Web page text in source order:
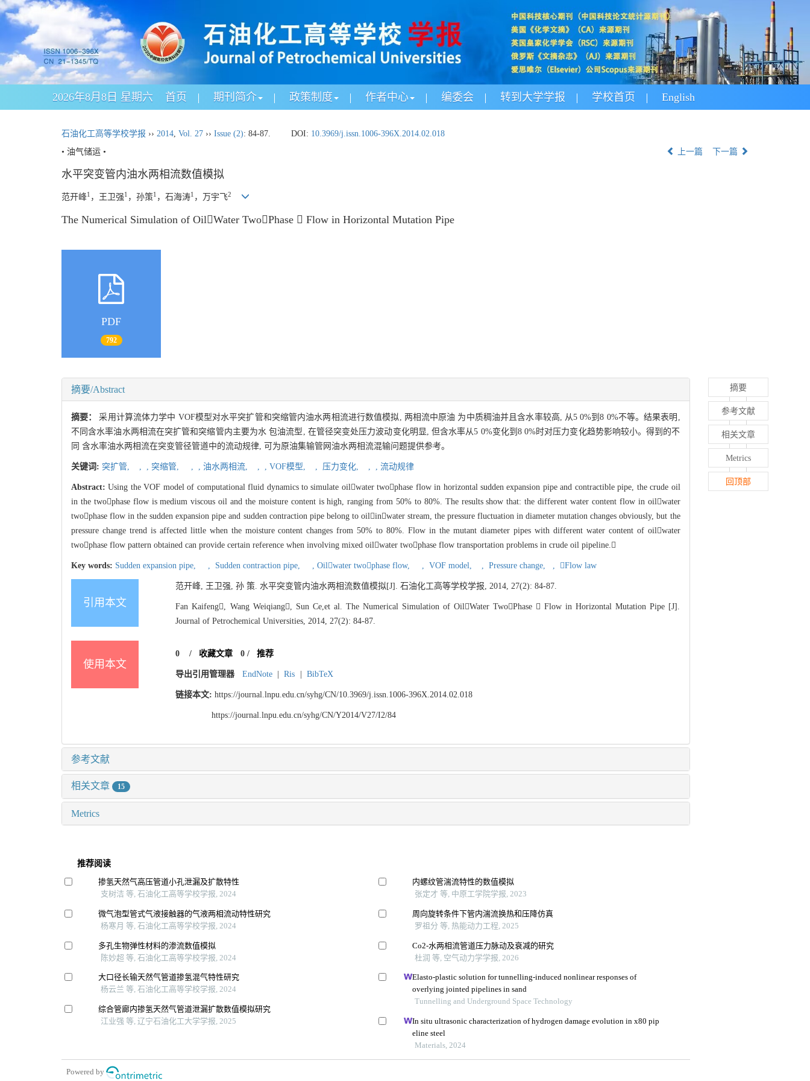
2026年8月8日 星期六 首页 期刊简介 政策制度 作者中心 编委会 转到大学学报 学校首页 English
石油化工高等学校学报 ›› 2014, Vol. 27 ›› Issue (2): 84-87. DOI: 10.3969/j.issn.1006-396X.2014.02.018
• 油气储运 •
上一篇 下一篇
水平突变管内油水两相流数值模拟
范开峰1 ，王卫强1 ，孙策1 ，石海涛1 ，万宇飞2
The Numerical Simulation of OilWater TwoPhase  Flow in Horizontal Mutation Pipe
PDF
792
摘要/Abstract
摘要：采用计算流体力学中 VOF模型对水平突扩管和突缩管内油水两相流进行数值模拟, 两相流中原油 为中质稠油并且含水率较高, 从5 0%到8 0%不等。结果表明,
不同含水率油水两相流在突扩管和突缩管内主要为水 包油流型, 在管径突变处压力波动变化明显, 但含水率从5 0%变化到8 0%时对压力变化趋势影响较小。得到的不
同 含水率油水两相流在突变管径管道中的流动规律, 可为原油集输管网油水两相流混输问题提供参考。
关键词: 突扩管, , , 突缩管, , , 油水两相流, , , VOF模型, , 压力变化, , , 流动规律
Abstract:Using the VOF model of computational fluid dynamics to simulate oilwater twophase flow in horizontal sudden expansion pipe and contractible pipe, the crude oil
in the twophase flow is medium viscous oil and the moisture content is high, ranging from 50% to 80%. The results show that: the different water content flow in oilwater
twophase flow in the sudden expansion pipe and sudden contraction pipe belong to oilinwater stream, the pressure fluctuation in diameter mutation changes obviously, but the
pressure change trend is affected little when the moisture content changes from 50% to 80%. Flow in the mutant diameter pipes with different water content of oilwater
twophase flow pattern obtained can provide certain reference when involving mixed oilwater twophase flow transportation problems in crude oil pipeline.
Key words: Sudden expansion pipe, , Sudden contraction pipe, , Oilwater twophase flow, , VOF model, , Pressure change, , Flow law
引用本文
范开峰, 王卫强, 孙 策. 水平突变管内油水两相流数值模拟[J]. 石油化工高等学校学报, 2014, 27(2): 84-87.
Fan Kaifeng, Wang Weiqiang, Sun Ce,et al. The Numerical Simulation of OilWater TwoPhase  Flow in Horizontal Mutation Pipe [J].
Journal of Petrochemical Universities, 2014, 27(2): 84-87.
使用本文
0 / 收藏文章 0/ 推荐
导出引用管理器 EndNote Ris BibTeX
链接本文: https://journal.lnpu.edu.cn/syhg/CN/10.3969/j.issn.1006-396X.2014.02.018
https://journal.lnpu.edu.cn/syhg/CN/Y2014/V27/I2/84
参考文献
相关文章 15
Metrics
推荐阅读
掺氢天然气高压管道小孔泄漏及扩散特性
支树洁 等, 石油化工高等学校学报, 2024
微气泡型管式气液接触器的气液两相流动特性研究
杨寒月 等, 石油化工高等学校学报, 2024
多孔生物弹性材料的渗流数值模拟
陈妙超 等, 石油化工高等学校学报, 2024
大口径长输天然气管道掺氢混气特性研究
杨云兰 等, 石油化工高等学校学报, 2024
综合管廊内掺氢天然气管道泄漏扩散数值模拟研究
江业强 等, 辽宁石油化工大学学报, 2025
内螺纹管湍流特性的数值模拟
张定才 等, 中原工学院学报, 2023
周向旋转条件下管内湍流换热和压降仿真
罗祖分 等, 热能动力工程, 2025
Co2-水两相流管道压力脉动及衰减的研究
杜润 等, 空气动力学学报, 2026
Elasto-plastic solution for tunnelling-induced nonlinear responses of
overlying jointed pipelines in sand
Tunnelling and Underground Space Technology
In situ ultrasonic characterization of hydrogen damage evolution in x80 pip
eline steel
Materials, 2024
Powered by
摘要
参考文献
相关文章
Metrics
回顶部